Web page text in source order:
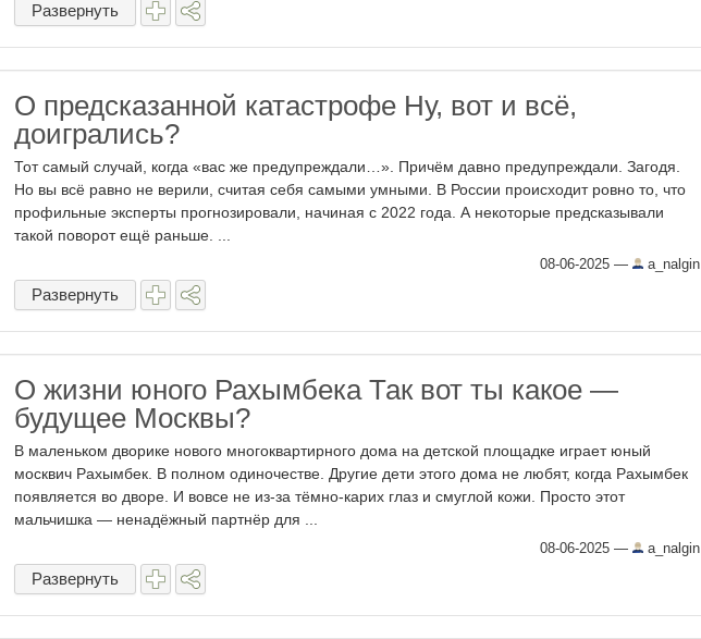
Развернуть
О предсказанной катастрофе Ну, вот и всё,
доигрались?
Тот самый случай, когда «вас же предупреждали…». Причём давно предупреждали. Загодя.
Но вы всё равно не верили, считая себя самыми умными. В России происходит ровно то, что
профильные эксперты прогнозировали, начиная с 2022 года. А некоторые предсказывали
такой поворот ещё раньше. ...
08-06-2025 — a_nalgin
Развернуть
О жизни юного Рахымбека Так вот ты какое —
будущее Москвы?
В маленьком дворике нового многоквартирного дома на детской площадке играет юный
москвич Рахымбек. В полном одиночестве. Другие дети этого дома не любят, когда Рахымбек
появляется во дворе. И вовсе не из-за тёмно-карих глаз и смуглой кожи. Просто этот
мальчишка — ненадёжный партнёр для ...
08-06-2025 — a_nalgin
Развернуть